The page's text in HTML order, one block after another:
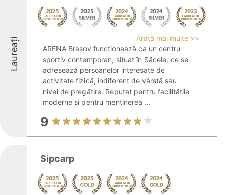
Laureați
Arată mai multe >>
ARENA Brașov funcționează ca un centru
sportiv contemporan, situat în Săcele, ce se
adresează persoanelor interesate de
activitate fizică, indiferent de vârstă sau
nivel de pregătire. Reputat pentru facilitățile
moderne și pentru menținerea ...
9
Sipcarp